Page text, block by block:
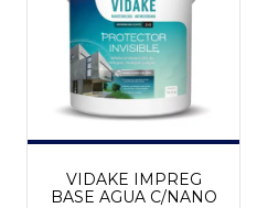
VIDAKE IMPREG
BASE AGUA C/NANO